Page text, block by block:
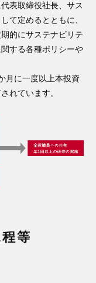
表取締役社長、サス
て定めるとともに、
的にサステナビリテ
する各種ポリシーや
月に一度以上本投資
れています。
等